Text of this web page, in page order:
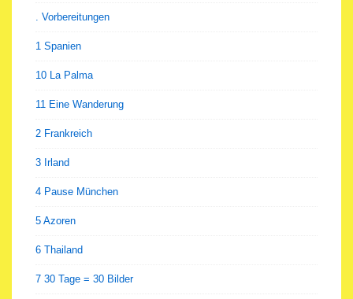
. Vorbereitungen
1 Spanien
10 La Palma
11 Eine Wanderung
2 Frankreich
3 Irland
4 Pause München
5 Azoren
6 Thailand
7 30 Tage = 30 Bilder